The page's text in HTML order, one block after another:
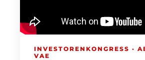
INVESTORENKONGRESS ·
VAE